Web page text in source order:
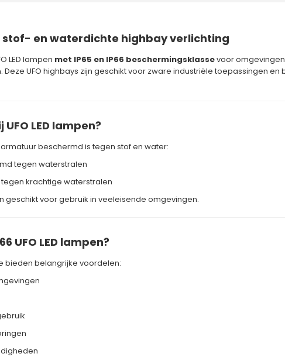
– stof- en waterdichte highbay verlichting
LED lampen met IP65 en IP66 beschermingsklassevoor
UFO highbays zijn geschikt voor zware industriële toepassingen
LED lampen?
beschermd is tegen stof en water:
tegen waterstralen
krachtige waterstralen
geschikt voor gebruik in veeleisende omgevingen.
UFO LED lampen?
bieden belangrijke voordelen: